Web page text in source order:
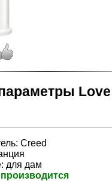
Love
: Creed
для дам
производится